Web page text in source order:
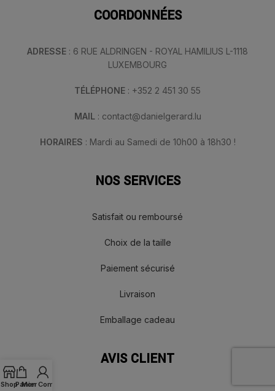
COORDONNÉES
ADRESSE : 6 RUE ALDRINGEN - ROYAL HAMILIUS L-1118
LUXEMBOURG
TÉLÉPHONE : +352 2 451 30 55
MAIL : contact@danielgerard.lu
HORAIRES : Mardi au Samedi de 10h00 à 18h30 !
NOS SERVICES
Satisfait ou remboursé
Choix de la taille
Paiement sécurisé
Livraison
Emballage cadeau
AVIS CLIENT
ShopPanier
Mon Compte